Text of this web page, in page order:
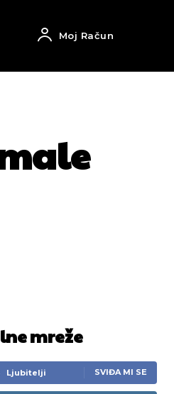
Moj Račun
male
mreže
Ljubitelji SVIĐA MI SE